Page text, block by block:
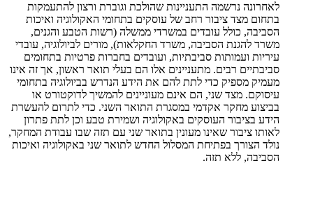
לאחרונה נרשמה התעניינות שהולכת וגוברת ורצון להתעמקות
בתחום מצד ציבור רחב של עוסקים בתחומי האקולוגיה ואיכות
הסביבה, כולל עובדים במשרדי ממשלה (רשות הטבע והגנים,
משרד להגנת הסביבה, משרד החקלאות), מורים לביולוגיה, עובדי
עיריות ועמותות סביבתיות, ועובדים בחברות פרטיות בתחומים
סביבתיים רבים. מתעניינים אלו הם בעלי תואר ראשון, אך זה אינו
מעמיק מספיק כדי לתת להם את הידע הנדרש בביולוגיה בתחומי
עיסוקם. מצד שני, הם אינם מעוניינים להמשיך לדוקטורט או
בביצוע מחקר אקדמי במסגרת התואר השני. כדי לתרום להעשרת
הידע בציבור העוסקים באקולוגיה ושמירת טבע וכן לתת פתרון
לאותו ציבור שאינו מעונין בתואר שני עם תזה שבו עבודת המחקר,
נולד הצורך בפתיחת המסלול החדש לתואר שני באקולוגיה ואיכות
הסביבה, ללא תזה.